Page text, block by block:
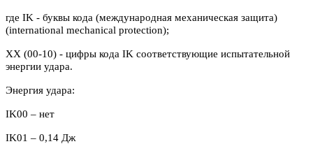
где IK - буквы кода (международная механическая защита)
(international mechanical protection);
XX (00-10) - цифры кода IK соответствующие испытательной
энергии удара.
Энергия удара:
IK00 – нет
IK01 – 0,14 Дж